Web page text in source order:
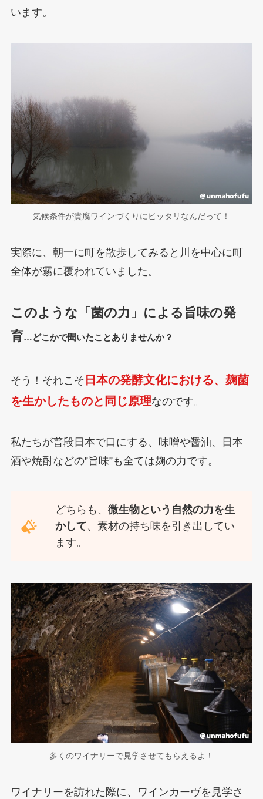
います。
気候条件が貴腐ワインづくりにピッタリなんだって！
実際に、朝一に町を散歩してみると川を中心に町
全体が霧に覆われていました。
このような「菌の力」による旨味の発
育…どこかで聞いたことありませんか？
そう！それこそ 日本の発酵文化における、麹菌
を生かしたものと同じ原理なのです。
私たちが普段日本で口にする、味噌や醤油、日本
酒や焼酎などの”旨味”も全ては麹の力です。
どちらも、微生物という自然の力を生
かして、素材の持ち味を引き出してい
ます。
多くのワイナリーで見学させてもらえるよ！
ワイナリーを訪れた際に、ワインカーヴを見学さ